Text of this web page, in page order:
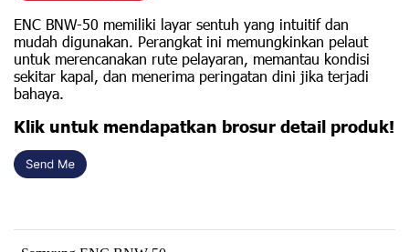
ENC BNW-50 memiliki layar sentuh yang intuitif dan
mudah digunakan. Perangkat ini memungkinkan pelaut
untuk merencanakan rute pelayaran, memantau kondisi
sekitar kapal, dan menerima peringatan dini jika terjadi
bahaya.
Klik untuk mendapatkan brosur detail produk!